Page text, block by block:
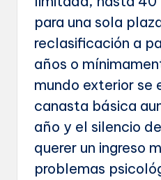
para una sola
reclasificación a
años o
mundo exterior se
canasta básica
año y el silencio
querer un ingreso
problemas